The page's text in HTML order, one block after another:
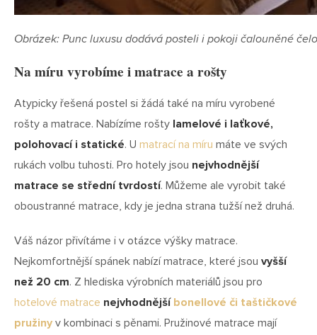
Obrázek: Punc luxusu dodává posteli i pokoji čalouněné
Na míru vyrobíme i matrace a rošty
Atypicky řešená postel si žádá také na míru vyrobené
rošty a matrace. Nabízíme rošty lamelové i laťkové,
polohovací i statické. U matrací na míru máte ve svých
rukách volbu tuhosti. Pro hotely jsou nejvhodnější
matrace se střední tvrdostí. Můžeme ale vyrobit také
oboustranné matrace, kdy je jedna strana tužší než druhá.
Váš názor přivítáme i v otázce výšky matrace.
Nejkomfortnější spánek nabízí matrace, které jsou vyšší
než 20 cm. Z hlediska výrobních materiálů jsou pro
hotelové matrace nejvhodnější bonellové či taštičkové
pružiny v kombinaci s pěnami. Pružinové matrace mají